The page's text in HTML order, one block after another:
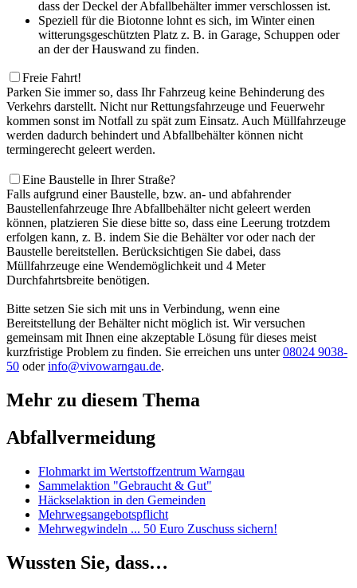
dass der Deckel der Abfallbehälter immer verschlossen ist.
Speziell für die Biotonne lohnt es sich, im Winter einen
witterungsgeschützten Platz z. B. in Garage, Schuppen oder
an der der Hauswand zu finden.
Freie Fahrt!
Parken Sie immer so, dass Ihr Fahrzeug keine Behinderung des
Verkehrs darstellt. Nicht nur Rettungsfahrzeuge und Feuerwehr
kommen sonst im Notfall zu spät zum Einsatz. Auch Müllfahrzeuge
werden dadurch behindert und Abfallbehälter können nicht
termingerecht geleert werden.
Eine Baustelle in Ihrer Straße?
Falls aufgrund einer Baustelle, bzw. an- und abfahrender
Baustellenfahrzeuge Ihre Abfallbehälter nicht geleert werden
können, platzieren Sie diese bitte so, dass eine Leerung trotzdem
erfolgen kann, z. B. indem Sie die Behälter vor oder nach der
Baustelle bereitstellen. Berücksichtigen Sie dabei, dass
Müllfahrzeuge eine Wendemöglichkeit und 4 Meter
Durchfahrtsbreite benötigen.
Bitte setzen Sie sich mit uns in Verbindung, wenn eine
Bereitstellung der Behälter nicht möglich ist. Wir versuchen
gemeinsam mit Ihnen eine akzeptable Lösung für dieses meist
kurzfristige Problem zu finden. Sie erreichen uns unter08024 9038-
50 oderinfo@vivowarngau.de.
Mehr zu diesem Thema
Abfallvermeidung
Flohmarkt im Wertstoffzentrum Warngau
Sammelaktion "Gebraucht & Gut"
Häckselaktion in den Gemeinden
Mehrwegsangebotspflicht
Mehrwegwindeln ... 50 Euro Zuschuss sichern!
Wussten Sie, dass…